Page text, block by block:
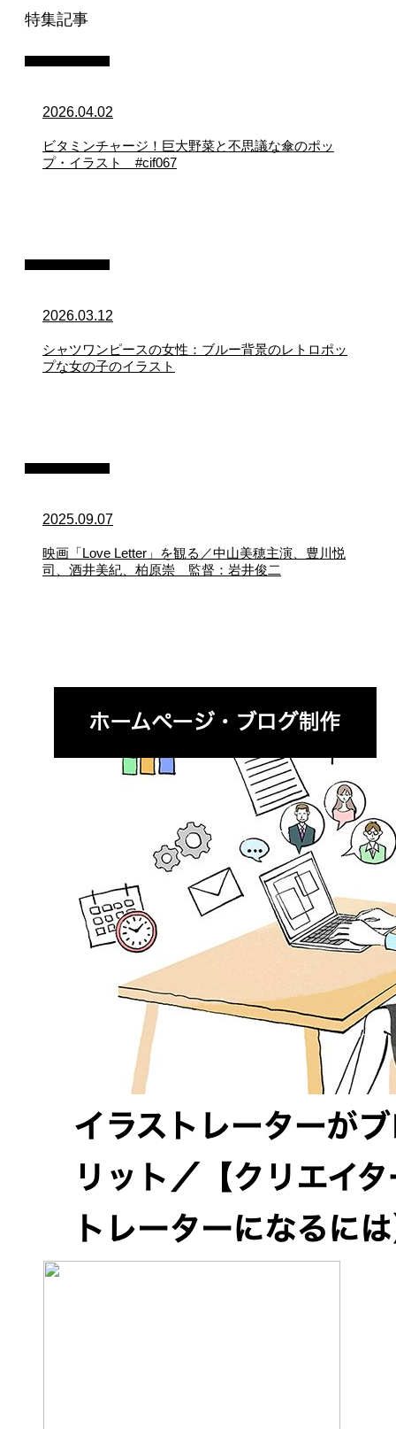
特集記事
2026.04.02
ビタミンチャージ！巨大野菜と不思議な傘のポッ
プ・イラスト #cif067
2026.03.12
シャツワンピースの女性：ブルー背景のレトロポッ
プな女の子のイラスト
2025.09.07
映画「Love Letter」を観る／中山美穂主演、豊川悦
司、酒井美紀、柏原崇 監督：岩井俊二